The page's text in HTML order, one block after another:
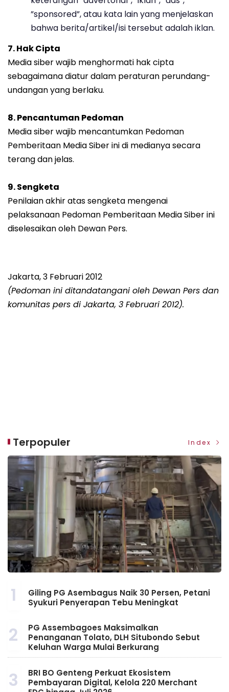
”sponsored”, atau kata lain yang menjelaskan
bahwa berita/artikel/isi tersebut adalah iklan.
7. Hak Cipta
Media siber wajib menghormati hak cipta
sebagaimana diatur dalam peraturan perundang-
undangan yang berlaku.
8. Pencantuman Pedoman
Media siber wajib mencantumkan Pedoman
Pemberitaan Media Siber ini di medianya secara
terang dan jelas.
9. Sengketa
Penilaian akhir atas sengketa mengenai
pelaksanaan Pedoman Pemberitaan Media Siber ini
diselesaikan oleh Dewan Pers.
Jakarta, 3 Februari 2012
(Pedoman ini ditandatangani oleh Dewan Pers dan
komunitas pers di Jakarta, 3 Februari 2012).
Terpopuler Index
1
Giling PG Asembagus Naik 30 Persen, Petani
Syukuri Penyerapan Tebu Meningkat
2
PG Assembagoes Maksimalkan
Penanganan Tolato, DLH Situbondo Sebut
Keluhan Warga Mulai Berkurang
3
BRI BO Genteng Perkuat Ekosistem
Pembayaran Digital, Kelola 220 Merchant